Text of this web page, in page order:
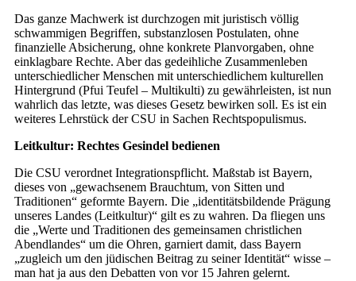
Das ganze Machwerk ist durchzogen mit juristisch völlig
schwammigen Begriffen, substanzlosen Postulaten, ohne
finanzielle Absicherung, ohne konkrete Planvorgaben, ohne
einklagbare Rechte. Aber das gedeihliche Zusammenleben
unterschiedlicher Menschen mit unterschiedlichem kulturellen
Hintergrund (Pfui Teufel – Multikulti) zu gewährleisten, ist nun
wahrlich das letzte, was dieses Gesetz bewirken soll. Es ist ein
weiteres Lehrstück der CSU in Sachen Rechtspopulismus.
Leitkultur: Rechtes Gesindel bedienen
Die CSU verordnet Integrationspflicht. Maßstab ist Bayern,
dieses von „gewachsenem Brauchtum, von Sitten und
Traditionen“ geformte Bayern. Die „identitätsbildende Prägung
unseres Landes (Leitkultur)“ gilt es zu wahren. Da fliegen uns
die „Werte und Traditionen des gemeinsamen christlichen
Abendlandes“ um die Ohren, garniert damit, dass Bayern
„zugleich um den jüdischen Beitrag zu seiner Identität“ wisse –
man hat ja aus den Debatten von vor 15 Jahren gelernt.